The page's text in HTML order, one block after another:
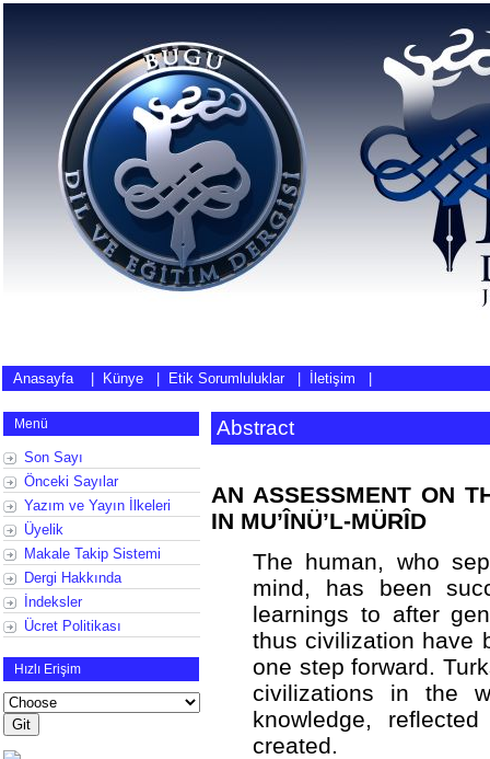
Anasayfa| Künye Etik Sorumluluklar İletişim
Menü
Son Sayı
Önceki Sayılar
Yazım ve Yayın İlkeleri
Üyelik
Makale Takip Sistemi
Dergi Hakkında
İndeksler
Ücret Politikası
Hızlı Erişim
Abstract
AN ASSESSMENT ON
IN MU’ÎNÜ’L-MÜRÎD
The human, who
mind, has been
learnings to after
thus civilization have
one step forward.
civilizations in the
knowledge,
created.